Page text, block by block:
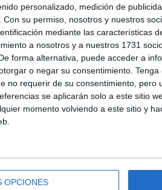
personalizado, medición de
Con su permiso, nosotros y nuestros
mediante las características
a nosotros y a nuestros 1731
forma alternativa, puede acceder a
o negar su consentimiento. Tenga
no requerir de su consentimiento, pero
se aplicarán solo a este sitio
momento volviendo a este sitio y
OPCIONES
GRATIS
AL DÍADE
NOVEDADES